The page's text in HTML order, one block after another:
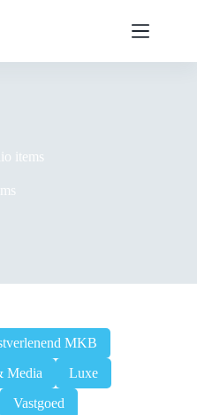
items
MKB
Media
Luxe
Vastgoed